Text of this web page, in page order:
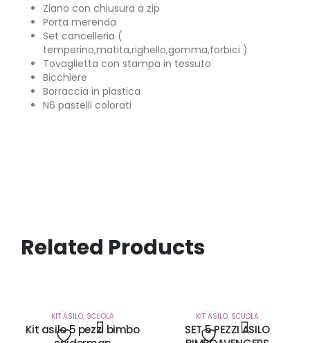
Ziano con chiusura a zip
Porta merenda
Set cancelleria (
temperino,matita,righello,gomma,forbici )
Tovaglietta con stampa in tessuto
Bicchiere
Borraccia in plastica
N6 pastelli colorati
Related Products
KIT ASILO, SCUOLA
Kit asilo 5 pezzi bimbo
KIT ASILO, SCUOLA
SET 5 PEZZI ASILO